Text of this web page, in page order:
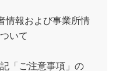
情報および事業所情
いて
「ご注意事項」の